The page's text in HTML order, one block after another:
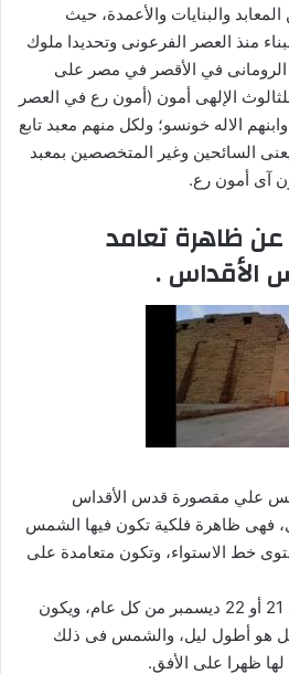
والبنايات والأعمدة، حيث
منذ العصر الفرعونى وتحديدا ملوك
في الأقصر في مصر على
الإلهى أمون (أمون رع في العصر
الاله خونسو؛ ولكل منهم معبد تابع
السائحين وغير المتخصصين بمعبد
آى أمون رع.
عن ظاهرة تعامد
.
علي مقصورة قدس الأقداس
فهى ظاهرة فلكية تكون فيها الشمس
خط الاستواء، وتكون متعامدة على
2- تحدث الظاهرة فى يومى 21 أو 22 ديسمبر من كل عام، ويكون
هو أطول ليل، والشمس فى ذلك
ظهرا على الأفق.